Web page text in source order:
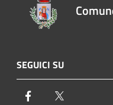
SEGUICI SU
Facebook